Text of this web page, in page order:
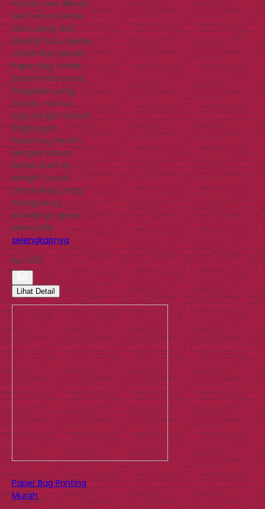
murah bisa dibuat
dari bahan kertas
daur ulang dan
dicetak satu warna
untuk logo desain.
Paper bag coklat
bukan hanya soal
harganya yang
murah, namun
juga sangat ramah
lingkungan.
Paperbag murah
dengan bahan
kertas kraft ini
sangat cocok
untuk Anda yang
mengusung
konsep go green
dan rustik…
selengkapnya
Rp 1.450
Lihat Detail
Paper Bag Printing
Murah